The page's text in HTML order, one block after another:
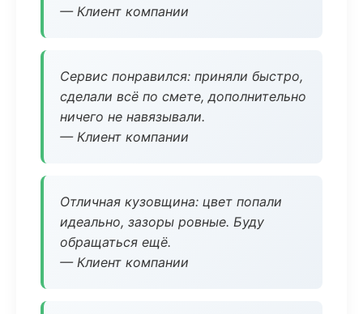
— Клиент компании
Сервис понравился: приняли быстро,
сделали всё по смете, дополнительно
ничего не навязывали.
— Клиент компании
Отличная кузовщина: цвет попали
идеально, зазоры ровные. Буду
обращаться ещё.
— Клиент компании